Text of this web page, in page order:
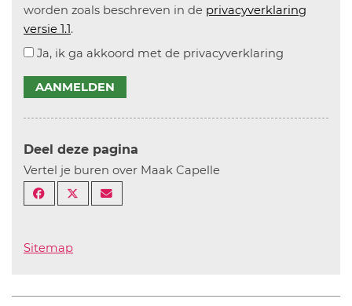
worden zoals beschreven in de privacyverklaring
versie 1.1.
Ja, ik ga akkoord met de privacyverklaring
AANMELDEN
Deel deze pagina
Vertel je buren over Maak Capelle
Sitemap